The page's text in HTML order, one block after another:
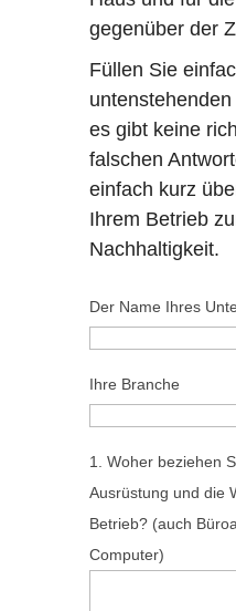
gegenüber der
Füllen Sie
es gibt keine
falschen
einfach kurz
Ihrem Betrieb
Nachhaltigkeit.
Der Name Ihres
Ihre Branche
1. Woher beziehen
Ausrüstung und die
Betrieb? (auch
Computer)